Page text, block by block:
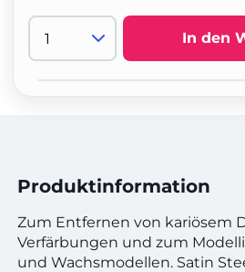
In den
Produktinformation
Zum Entfernen von kariösem
Verfärbungen und zum
und Wachsmodellen. Satin